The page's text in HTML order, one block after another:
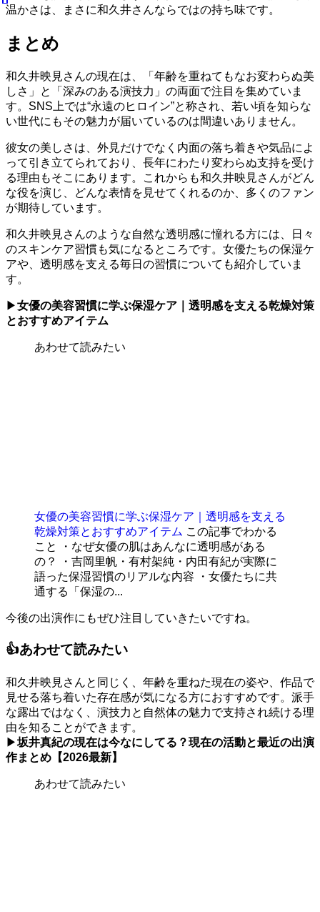
温かさは、まさに和久井さんならではの持ち味です。
まとめ
和久井映見さんの現在は、「年齢を重ねてもなお変わらぬ美
しさ」と「深みのある演技力」の両面で注目を集めていま
す。SNS上では“永遠のヒロイン”と称され、若い頃を知らな
い世代にもその魅力が届いているのは間違いありません。
彼女の美しさは、外見だけでなく内面の落ち着きや気品によ
って引き立てられており、長年にわたり変わらぬ支持を受け
る理由もそこにあります。これからも和久井映見さんがどん
な役を演じ、どんな表情を見せてくれるのか、多くのファン
が期待しています。
和久井映見さんのような自然な透明感に憧れる方には、日々
のスキンケア習慣も気になるところです。女優たちの保湿ケ
アや、透明感を支える毎日の習慣についても紹介していま
す。
▶女優の美容習慣に学ぶ保湿ケア｜透明感を支える乾燥対策
とおすすめアイテム
あわせて読みたい
女優の美容習慣に学ぶ保湿ケア｜透明感を支える
乾燥対策とおすすめアイテム この記事でわかる
こと ・なぜ女優の肌はあんなに透明感がある
の？ ・吉岡里帆・有村架純・内田有紀が実際に
語った保湿習慣のリアルな内容 ・女優たちに共
通する「保湿の...
今後の出演作にもぜひ注目していきたいですね。
👍あわせて読みたい
和久井映見さんと同じく、年齢を重ねた現在の姿や、作品で
見せる落ち着いた存在感が気になる方におすすめです。派手
な露出ではなく、演技力と自然体の魅力で支持され続ける理
由を知ることができます。
▶坂井真紀の現在は今なにしてる？現在の活動と最近の出演
作まとめ【2026最新】
あわせて読みたい